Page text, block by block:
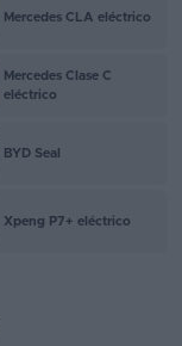
Mercedes CLA eléctrico
Mercedes Clase C
eléctrico
BYD Seal
Xpeng P7+ eléctrico